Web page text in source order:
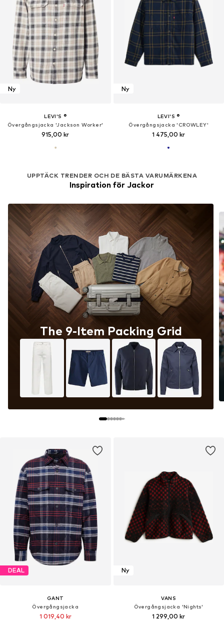
Ny
LEVI'S ®
Övergångsjacka 'Jackson Worker'
915,00 kr
Ny
LEVI'S ®
Övergångsjacka 'CROWLEY'
1 475,00 kr
UPPTÄCK TRENDER OCH DE BÄSTA VARUMÄRKENA
Inspiration för Jackor
Underground Energy
DEAL
GANT
Övergångsjacka
1 019,40 kr
Ny
VANS
Övergångsjacka 'Nights'
1 299,00 kr